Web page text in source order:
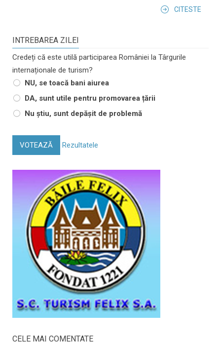
CITESTE
INTREBAREA ZILEI
Credeți că este utilă participarea României la Târgurile
internaționale de turism?
NU, se toacă bani aiurea
DA, sunt utile pentru promovarea țării
Nu știu, sunt depășit de problemă
VOTEAZĂ Rezultatele
CELE MAI COMENTATE